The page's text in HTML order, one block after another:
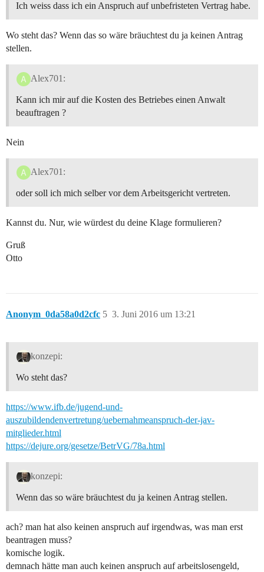
Ich weiss dass ich ein Anspruch auf unbefristeten Vertrag habe.
Wo steht das? Wenn das so wäre bräuchtest du ja keinen Antrag
stellen.
Alex701:
Kann ich mir auf die Kosten des Betriebes einen Anwalt
beauftragen ?
Nein
Alex701:
oder soll ich mich selber vor dem Arbeitsgericht vertreten.
Kannst du. Nur, wie würdest du deine Klage formulieren?
Gruß
Otto
Anonym_0da58a0d2cfc 3. Juni 2016 um 13:21
5
konzepi:
Wo steht das?
https://www.ifb.de/jugend-und-
auszubildendenvertretung/uebernahmeanspruch-der-jav-
mitglieder.html
https://dejure.org/gesetze/BetrVG/78a.html
konzepi:
Wenn das so wäre bräuchtest du ja keinen Antrag stellen.
ach? man hat also keinen anspruch auf irgendwas, was man erst
beantragen muss?
komische logik.
demnach hätte man auch keinen anspruch auf arbeitslosengeld,